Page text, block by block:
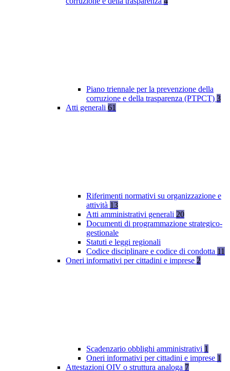
Piano triennale per la prevenzione della
corruzione e della trasparenza (PTPCT) 3
Atti generali 61
Riferimenti normativi su organizzazione e
attività 13
Atti amministrativi generali 20
Documenti di programmazione strategico-
gestionale
Statuti e leggi regionali
Codice disciplinare e codice di condotta 11
Oneri informativi per cittadini e imprese 2
Scadenzario obblighi amministrativi 1
Oneri informativi per cittadini e imprese 1
Attestazioni OIV o struttura analoga 7